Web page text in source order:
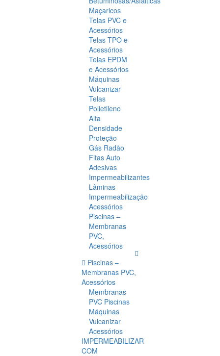
Maçaricos
Telas PVC e
Acessórios
Telas TPO e
Acessórios
Telas EPDM
e Acessórios
Máquinas
Vulcanizar
Telas
Polietileno
Alta
Densidade
Proteção
Gás Radão
Fitas Auto
Adesivas
Impermeabilizantes
Lâminas
Impermeabilização
Acessórios
Piscinas –
Membranas
PVC,
Acessórios
Piscinas –
Membranas PVC,
Acessórios
Membranas
PVC Piscinas
Máquinas
Vulcanizar
Acessórios
IMPERMEABILIZAR
COM